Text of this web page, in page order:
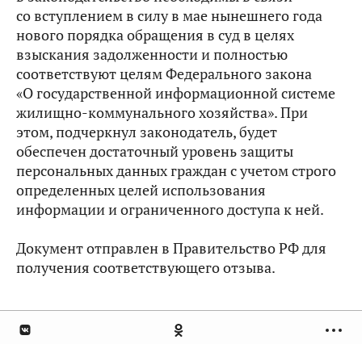
со вступлением в силу в мае нынешнего года
нового порядка обращения в суд в целях
взыскания задолженности и полностью
соответствуют целям Федерального закона
«О государственной информационной системе
жилищно-коммунального хозяйства». При
этом, подчеркнул законодатель, будет
обеспечен достаточный уровень защиты
персональных данных граждан с учетом строго
определенных целей использования
информации и ограниченного доступа к ней.
Документ отправлен в Правительство РФ для
получения соответствующего отзыва.